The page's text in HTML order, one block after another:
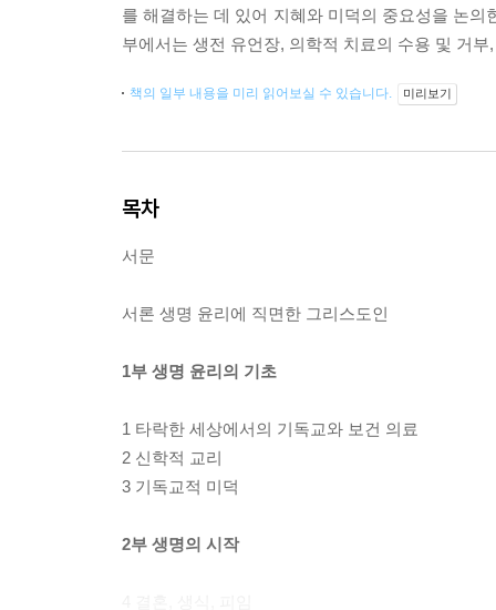
를 해결하는 데 있어 지혜와 미덕의 중요성을 논
부에서는 생전 유언장, 의학적 치료의 수용 및 거
책의 일부 내용을 미리 읽어보실 수 있습니다. 미리보기
목차
서문
서론 생명 윤리에 직면한 그리스도인
1부 생명 윤리의 기초
1 타락한 세상에서의 기독교와 보건 의료
2 신학적 교리
3 기독교적 미덕
2부 생명의 시작